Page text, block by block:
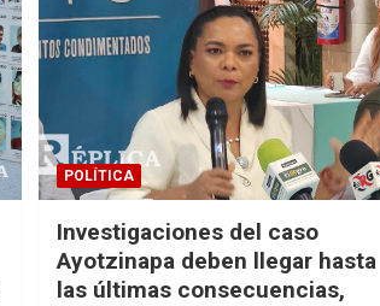
POLÍTICA
Investigaciones del caso
Ayotzinapa deben llegar hasta
las últimas consecuencias,